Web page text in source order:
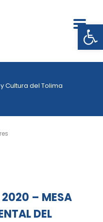
Cultura del Tolima
2020 – MESA
DEL